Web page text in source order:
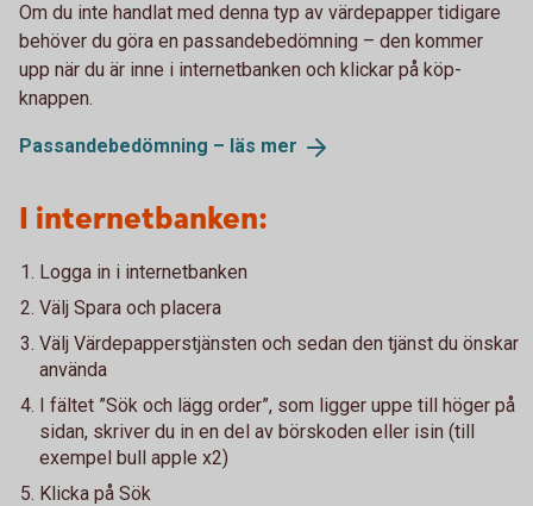
Om du inte handlat med denna typ av värdepapper tidigare
behöver du göra en passandebedömning – den kommer
upp när du är inne i internetbanken och klickar på köp-
knappen.
Passandebedömning – läs mer
I internetbanken:
Logga in i internetbanken
Välj Spara och placera
Välj Värdepapperstjänsten och sedan den tjänst du önskar
använda
I fältet ”Sök och lägg order”, som ligger uppe till höger på
sidan, skriver du in en del av börskoden eller isin (till
exempel bull apple x2)
Klicka på Sök